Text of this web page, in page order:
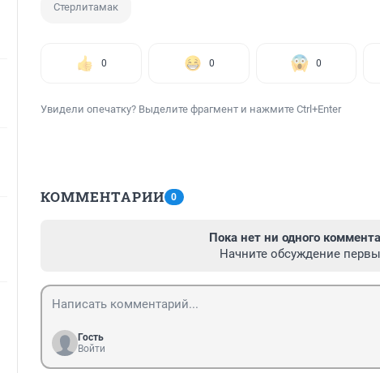
Стерлитамак
0 0 0
Увидели опечатку? Выделите фрагмент и нажмите Ctrl+Enter
КОММЕНТАРИИ 0
Пока нет ни одного
Начните обсуждение
Гость
Войти